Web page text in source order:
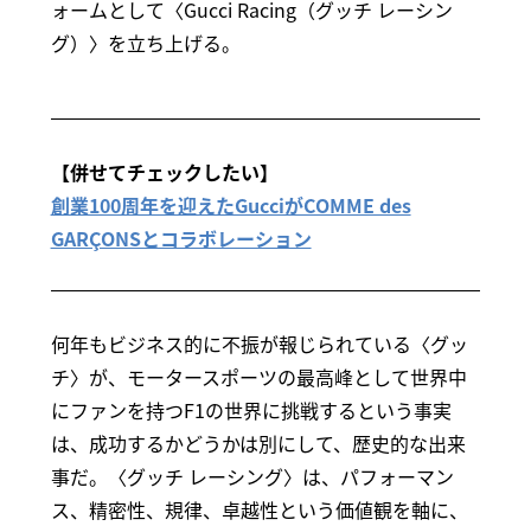
ォームとして〈Gucci Racing（グッチ レーシン
グ）〉を立ち上げる。
【併せてチェックしたい】
創業100周年を迎えたGucciがCOMME des
GARÇONSとコラボレーション
何年もビジネス的に不振が報じられている〈グッ
チ〉が、モータースポーツの最高峰として世界中
にファンを持つF1の世界に挑戦するという事実
は、成功するかどうかは別にして、歴史的な出来
事だ。〈グッチ レーシング〉は、パフォーマン
ス、精密性、規律、卓越性という価値観を軸に、